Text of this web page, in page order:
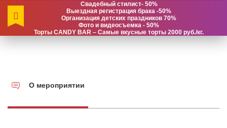
Свадебный стилист- 50%
Выездная регистрация брака -50%
Организация детских праздников 70%
Фото и видеосъемка - 50%
Торты CANDY BAR – Самые вкусные торты 2000 руб./кг.
О мероприятии